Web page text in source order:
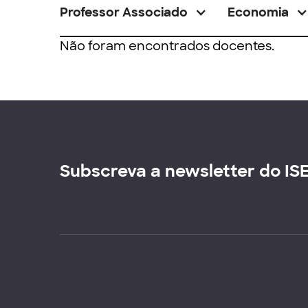
Professor Associado Economia
Não foram encontrados docentes.
Subscreva a newsletter do